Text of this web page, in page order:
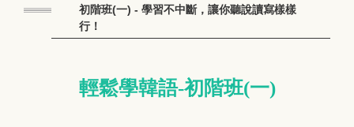
初階班(一) - 學習不中斷，讓你聽說讀寫樣樣
行！
輕鬆學韓語-初階班(一)